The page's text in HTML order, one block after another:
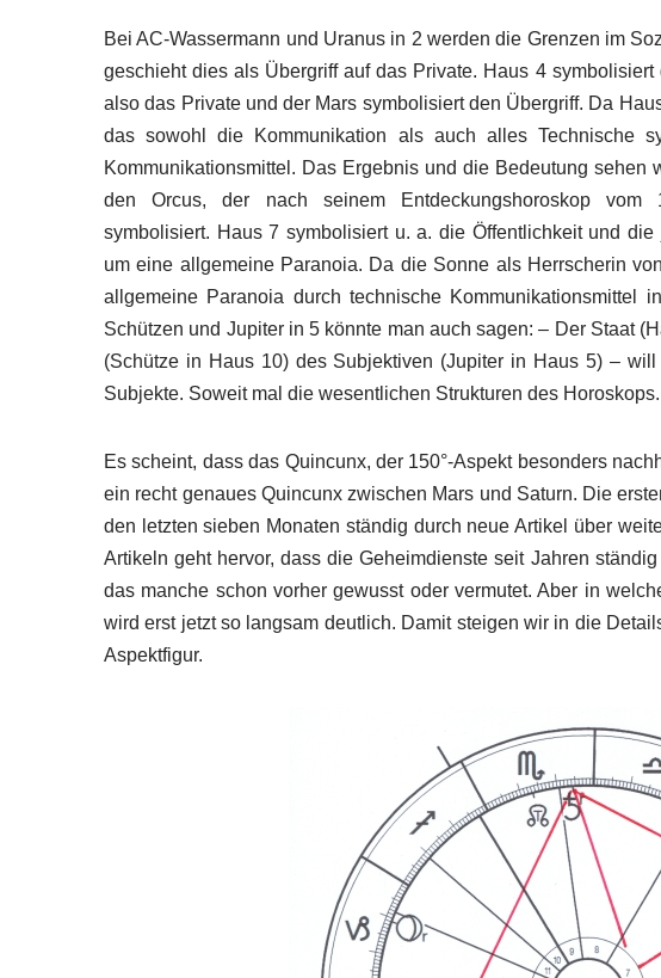
Bei AC-Wassermann und Uranus in 2 werden die Grenzen im
geschieht dies als Übergriff auf das Private. Haus 4
also das Private und der Mars symbolisiert den Übergriff. Da
das sowohl die Kommunikation als auch alles Technische
Kommunikationsmittel. Das Ergebnis und die Bedeutung sehen
den Orcus, der nach seinem Entdeckungshoroskop vom
symbolisiert. Haus 7 symbolisiert u. a. die Öffentlichkeit und
um eine allgemeine Paranoia. Da die Sonne als Herrscherin
allgemeine Paranoia durch technische
Schützen und Jupiter in 5 könnte man auch sagen: – Der Staat
(Schütze in Haus 10) des Subjektiven (Jupiter in Haus 5) –
Subjekte. Soweit mal die wesentlichen Strukturen des Horoskops.
Es scheint, dass das Quincunx, der 150°-Aspekt besonders
ein recht genaues Quincunx zwischen Mars und Saturn. Die
den letzten sieben Monaten ständig durch neue Artikel über
Artikeln geht hervor, dass die Geheimdienste seit Jahren
das manche schon vorher gewusst oder vermutet. Aber in
wird erst jetzt so langsam deutlich. Damit steigen wir in die
Aspektfigur.